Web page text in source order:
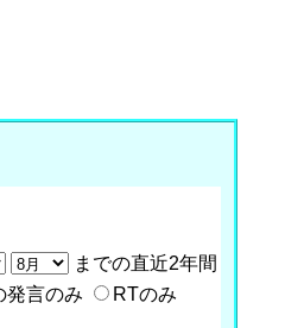
までの直近2年間
発言のみ
RTのみ